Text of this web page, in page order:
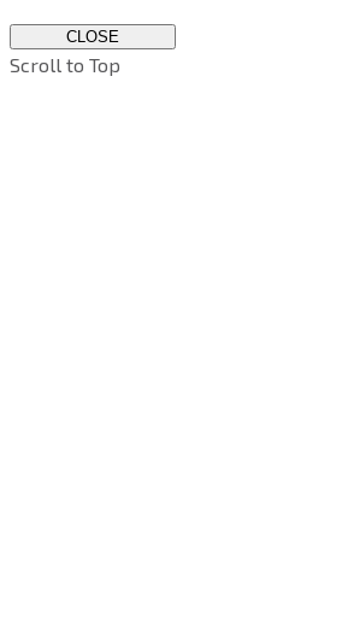
CLOSE
Scroll to Top